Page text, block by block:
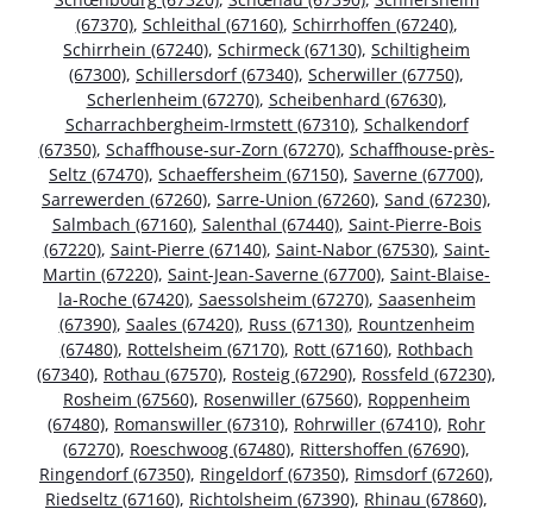
(67370), Schleithal (67160), Schirrhoffen (67240),
Schirrhein (67240), Schirmeck (67130), Schiltigheim
(67300), Schillersdorf (67340), Scherwiller (67750),
Scherlenheim (67270), Scheibenhard (67630),
Scharrachbergheim-Irmstett (67310), Schalkendorf
(67350), Schaffhouse-sur-Zorn (67270), Schaffhouse-près-
Seltz (67470), Schaeffersheim (67150), Saverne (67700),
Sarrewerden (67260), Sarre-Union (67260), Sand (67230),
Salmbach (67160), Salenthal (67440), Saint-Pierre-Bois
(67220), Saint-Pierre (67140), Saint-Nabor (67530), Saint-
Martin (67220), Saint-Jean-Saverne (67700), Saint-Blaise-
la-Roche (67420), Saessolsheim (67270), Saasenheim
(67390), Saales (67420), Russ (67130), Rountzenheim
(67480), Rottelsheim (67170), Rott (67160), Rothbach
(67340), Rothau (67570), Rosteig (67290), Rossfeld (67230),
Rosheim (67560), Rosenwiller (67560), Roppenheim
(67480), Romanswiller (67310), Rohrwiller (67410), Rohr
(67270), Roeschwoog (67480), Rittershoffen (67690),
Ringendorf (67350), Ringeldorf (67350), Rimsdorf (67260),
Riedseltz (67160), Richtolsheim (67390), Rhinau (67860),